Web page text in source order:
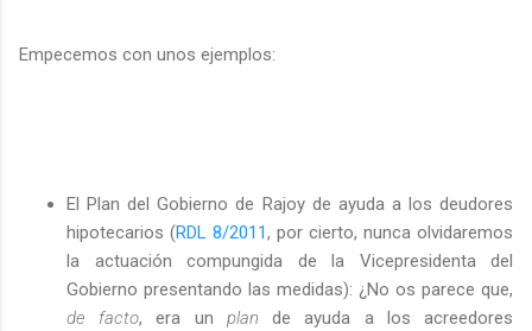
Empecemos con unos ejemplos:
El Plan del Gobierno de Rajoy de ayuda a los deudores
hipotecarios (RDL 8/2011, por cierto, nunca olvidaremos
la actuación compungida de la Vicepresidenta del
Gobierno presentando las medidas): ¿No os parece que,
de facto, era un plan de ayuda a los acreedores